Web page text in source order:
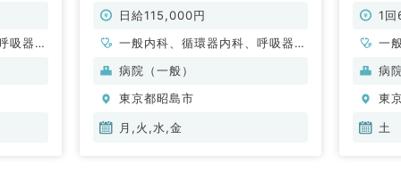
吸器内
科系／非常勤）
日給115,000円
一般内科、循環器内科、呼吸器内
科、消化器内科、内分泌・代謝内
病院（一般）
東京都昭島市
月,火,水,金
1
一
病
東
土